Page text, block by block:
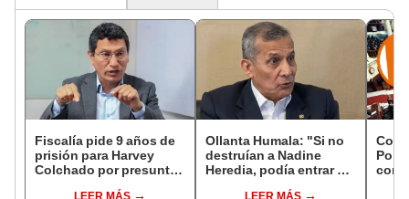
Fiscalía pide 9 años de
prisión para Harvey
Colchado por presunta
LEER MÁS
Ollanta Humala: "Si no
destruían a Nadine
Heredia, podía entrar en
LEER MÁS